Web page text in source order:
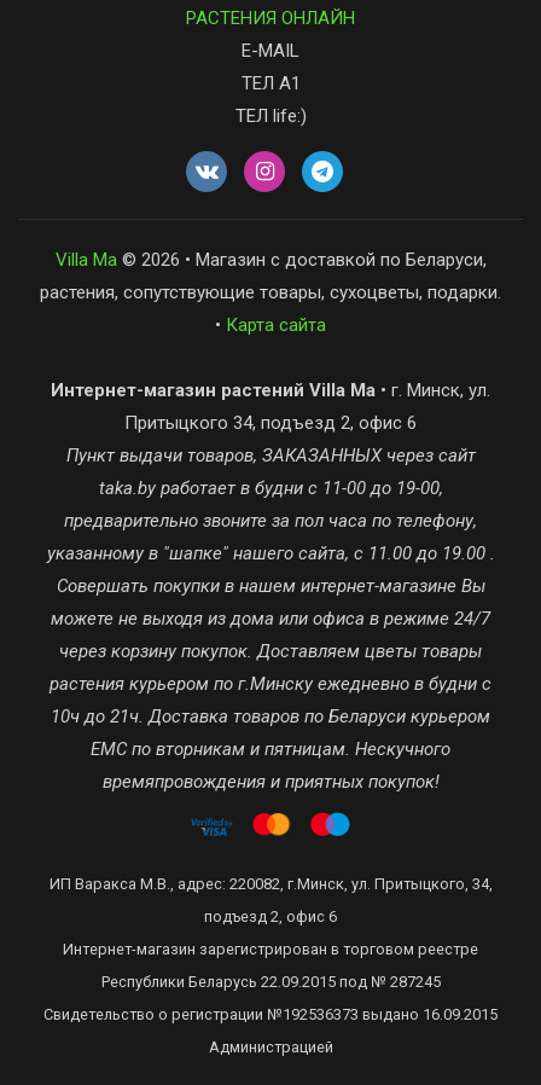
РАСТЕНИЯ ОНЛАЙН
E-MAIL
ТЕЛ А1
ТЕЛ life:)
Villa Ma © 2026 • Магазин с доставкой по Беларуси,
растения, сопутствующие товары, сухоцветы, подарки.
• Карта сайта
Интернет-магазин растений Villa Ma • г. Минск, ул.
Притыцкого 34, подъезд 2, офис 6
Пункт выдачи товаров, ЗАКАЗАННЫХ через сайт
taka.by работает в будни с 11-00 до 19-00,
предварительно звоните за пол часа по телефону,
указанному в "шапке" нашего сайта, с 11.00 до 19.00 .
Совершать покупки в нашем интернет-магазине Вы
можете не выходя из дома или офиса в режиме 24/7
через корзину покупок. Доставляем цветы товары
растения курьером по г.Минску ежедневно в будни с
10ч до 21ч. Доставка товаров по Беларуси курьером
ЕМС по вторникам и пятницам. Нескучного
времяпровождения и приятных покупок!
ИП Варакса М.В., адрес: 220082, г.Минск, ул. Притыцкого, 34,
подъезд 2, офис 6
Интернет-магазин зарегистрирован в торговом реестре
Республики Беларусь 22.09.2015 под № 287245
Свидетельство о регистрации №192536373 выдано 16.09.2015
Администрацией